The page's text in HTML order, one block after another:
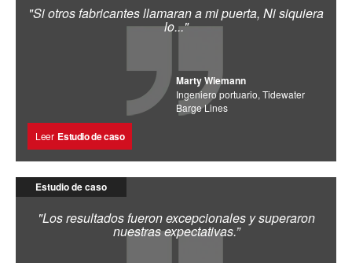
"Si otros fabricantes llamaran a mi puerta, Ni siquiera
lo..."
Marty Wiemann
Ingeniero portuario, Tidewater
Barge Lines
Leer Estudio de caso
Estudio de caso
"Los resultados fueron excepcionales y superaron
nuestras expectativas.”